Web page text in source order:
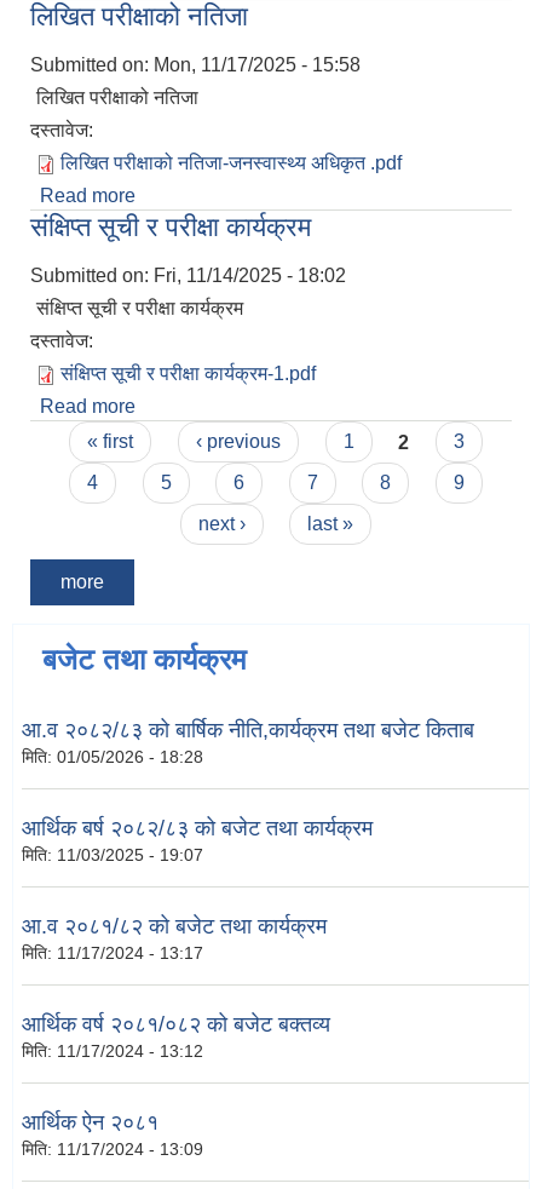
लिखित परीक्षाको नतिजा
Submitted on: Mon, 11/17/2025 - 15:58
लिखित परीक्षाको नतिजा
दस्तावेज:
लिखित परीक्षाको नतिजा-जनस्वास्थ्य अधिकृत .pdf
Read more
संक्षिप्त सूची र परीक्षा कार्यक्रम
Submitted on: Fri, 11/14/2025 - 18:02
संक्षिप्त सूची र परीक्षा कार्यक्रम
दस्तावेज:
संक्षिप्त सूची र परीक्षा कार्यक्रम-1.pdf
Read more
Pages
« first ‹ previous 1 2
3
4
5 6 7 8
9
next ›
last »
more
बजेट तथा कार्यक्रम
आ.व २०८२/८३ को बार्षिक नीति,कार्यक्रम तथा बजेट किताब
मिति: 01/05/2026 - 18:28
आर्थिक बर्ष २०८२/८३ को बजेट तथा कार्यक्रम
मिति: 11/03/2025 - 19:07
आ.व २०८१/८२ को बजेट तथा कार्यक्रम
मिति: 11/17/2024 - 13:17
आर्थिक वर्ष २०८१/०८२ को बजेट बक्तव्य
मिति: 11/17/2024 - 13:12
आर्थिक ऐन २०८१
मिति: 11/17/2024 - 13:09